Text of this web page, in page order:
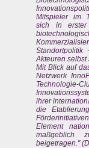
Mitspieler im
sich in erster
Akteuren selbst
Mit Blick auf
Netzwerk
Technologie-
ihrer
die
Element
maßgeblich
beigetragen."